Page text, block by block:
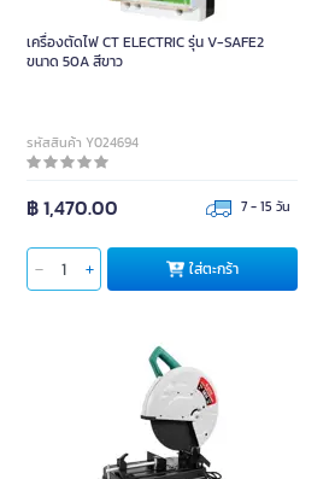
เครื่องตัดไฟ CT ELECTRIC รุ่น V-SAFE2
ขนาด 50A สีขาว
รหัสสินค้า Y024694
฿ 1,470.00 7 - 15 วัน
ใส่ตะกร้า